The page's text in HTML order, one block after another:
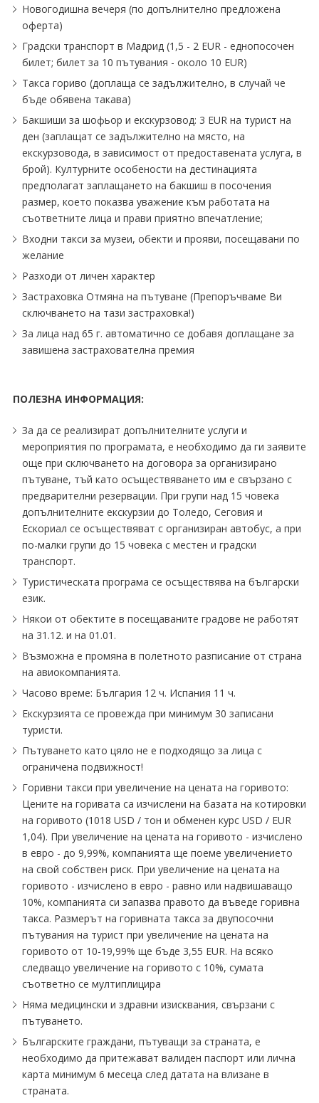
Новогодишна вечеря (по допълнително предложена
оферта)
Градски транспорт в Мадрид (1,5 - 2 EUR - еднопосочен
билет; билет за 10 пътувания - около 10 EUR)
Такса гориво (доплаща се задължително, в случай че
бъде обявена такава)
Бакшиши за шофьор и екскурзовод: 3 EUR на турист на
ден (заплащат се задължително на място, на
екскурзовода, в зависимост от предоставената услуга, в
брой). Културните особености на дестинацията
предполагат заплащането на бакшиш в посочения
размер, което показва уважение към работата на
съответните лица и прави приятно впечатление;
Входни такси за музеи, обекти и прояви, посещавани по
желание
Разходи от личен характер
Застраховка Отмяна на пътуване (Препоръчваме Ви
сключването на тази застраховка!)
За лица над 65 г. автоматично се добавя доплащане за
завишена застрахователна премия
ПОЛЕЗНА ИНФОРМАЦИЯ:
За да се реализират допълнителните услуги и
мероприятия по програмата, е необходимо да ги заявите
още при сключването на договора за организирано
пътуване, тъй като осъществяването им е свързано с
предварителни резервации. При групи над 15 човека
допълнителните екскурзии до Толедо, Сеговия и
Ескориал се осъществяват с организиран автобус, а при
по-малки групи до 15 човека с местен и градски
транспорт.
Туристическата програма се осъществява на български
език.
Някои от обектите в посещаваните градове не работят
на 31.12. и на 01.01.
Възможна е промяна в полетното разписание от страна
на авиокомпанията.
Часово време: България 12 ч. Испания 11 ч.
Екскурзията се провежда при минимум 30 записани
туристи.
Пътуването като цяло не е подходящо за лица с
ограничена подвижност!
Горивни такси при увеличение на цената на горивото:
Цените на горивата са изчислени на базата на котировки
на горивото (1018 USD ∕ тон и обменен курс USD ∕ EUR
1,04). При увеличение на цената на горивото - изчислено
в евро - до 9,99%, компанията ще поеме увеличението
на свой собствен риск. При увеличение на цената на
горивото - изчислено в евро - равно или надвишаващо
10%, компанията си запазва правото да въведе горивна
такса. Размерът на горивната такса за двупосочни
пътувания на турист при увеличение на цената на
горивото от 10-19,99% ще бъде 3,55 EUR. На всяко
следващо увеличение на горивото с 10%, сумата
съответно се мултиплицира
Няма медицински и здравни изисквания, свързани с
пътуването.
Българските граждани, пътуващи за страната, е
необходимо да притежават валиден паспорт или лична
карта минимум 6 месеца след датата на влизане в
страната.